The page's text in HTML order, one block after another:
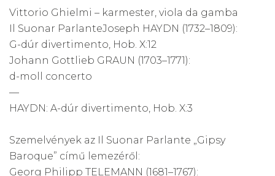
Vittorio Ghielmi – karmester, viola da gamba
Il Suonar ParlanteJoseph HAYDN (1732–1809):
G-dúr divertimento, Hob. X:12
Johann Gottlieb GRAUN (1703–1771):
d-moll concerto
—
HAYDN: A-dúr divertimento, Hob. X:3
Szemelvények az Il Suonar Parlante „Gipsy
Baroque” című lemezéről:
Georg Philipp TELEMANN (1681–1767):